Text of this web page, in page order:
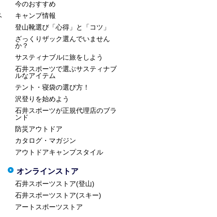
今のおすすめ
キャンプ情報
登山靴選び「心得」と「コツ」
ざっくりザック選んでいません
か？
サスティナブルに旅をしよう
石井スポーツで選ぶサスティナブ
ルなアイテム
テント・寝袋の選び方！
沢登りを始めよう
石井スポーツが正規代理店のブラ
ンド
防災アウトドア
カタログ・マガジン
アウトドアキャンプスタイル
オンラインストア
石井スポーツストア(登山)
石井スポーツストア(スキー)
アートスポーツストア